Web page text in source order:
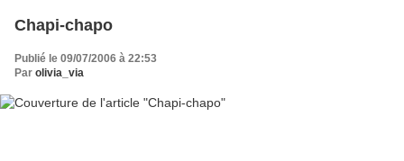
Chapi-chapo
Publié le 09/07/2006 à 22:53
Par olivia_via